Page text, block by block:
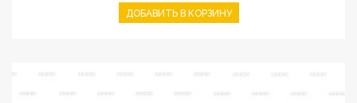
ДОБАВИТЬ В КОРЗИНУ